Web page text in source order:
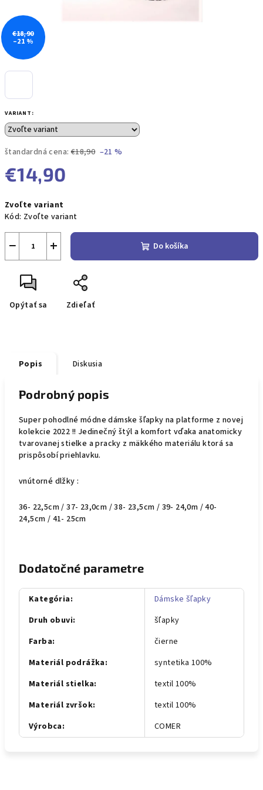
VARIANT:
štandardná cena: €18,90 –21 %
€14,90
cena:
Zvoľte variant
Kód: Zvoľte variant
+
− Do košíka
Opýtať sa Zdieľať
€18,90
–21 %
Popis Diskusia
Podrobný popis
Super pohodlné módne dámske šľapky na platforme z novej
kolekcie 2022 !! Jedinečný štýl a komfort vďaka anatomicky
tvarovanej stielke a pracky z mäkkého materiálu ktorá sa
prispôsobí priehlavku.
vnútorné dlžky :
36- 22,5cm / 37- 23,0cm / 38- 23,5cm / 39- 24,0m / 40-
24,5cm / 41- 25cm
Dodatočné parametre
Kategória:
Dámske šľapky
Druh obuvi:
šľapky
Farba:
čierne
Materiál podrážka:
syntetika 100%
Materiál stielka:
textil 100%
Materiál zvršok:
textil 100%
Výrobca: COMER